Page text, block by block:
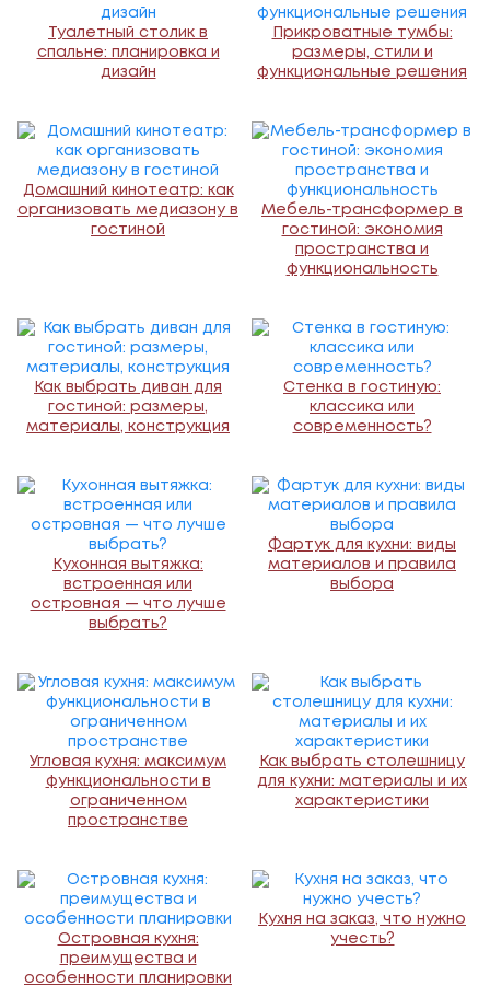
Туалетный столик в
спальне: планировка и
дизайн
Прикроватные тумбы:
размеры, стили и
функциональные решения
Домашний кинотеатр: как
организовать медиазону в
гостиной
Мебель-трансформер в
гостиной: экономия
пространства и
функциональность
Как выбрать диван для
гостиной: размеры,
материалы, конструкция
Стенка в гостиную:
классика или
современность?
Кухонная вытяжка:
встроенная или
островная — что лучше
выбрать?
Фартук для кухни: виды
материалов и правила
выбора
Угловая кухня: максимум
функциональности в
ограниченном
пространстве
Как выбрать столешницу
для кухни: материалы и их
характеристики
Островная кухня:
преимущества и
особенности планировки
Кухня на заказ, что нужно
учесть?